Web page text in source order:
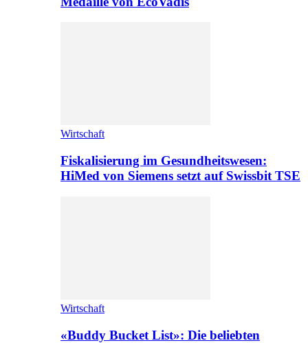
Wirtschaft
Fiskalisierung im Gesundheitswesen:
HiMed von Siemens setzt auf Swissbit TSE
Wirtschaft
«Buddy Bucket List»: Die beliebten